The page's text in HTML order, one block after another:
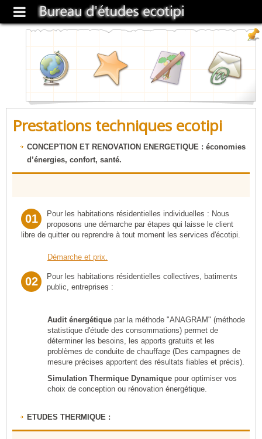
Prestations techniques ecotipi
CONCEPTION ET RENOVATION ENERGETIQUE : économies
d’énergies, confort, santé.
01
Pour les habitations résidentielles individuelles : Nous
proposons une démarche par étapes qui laisse le client
libre de quitter ou reprendre à tout moment les services d'écotipi.
Démarche et prix.
02
Pour les habitations résidentielles collectives, batiments
public, entreprises :
Audit énergétique par la méthode "ANAGRAM" (méthode
statistique d'étude des consommations) permet de
déterminer les besoins, les apports gratuits et les
problèmes de conduite de chauffage (Des campagnes de
mesure précises apportent des résultats fiables et précis).
Simulation Thermique Dynamique pour optimiser vos
choix de conception ou rénovation énergétique.
ETUDES THERMIQUE :